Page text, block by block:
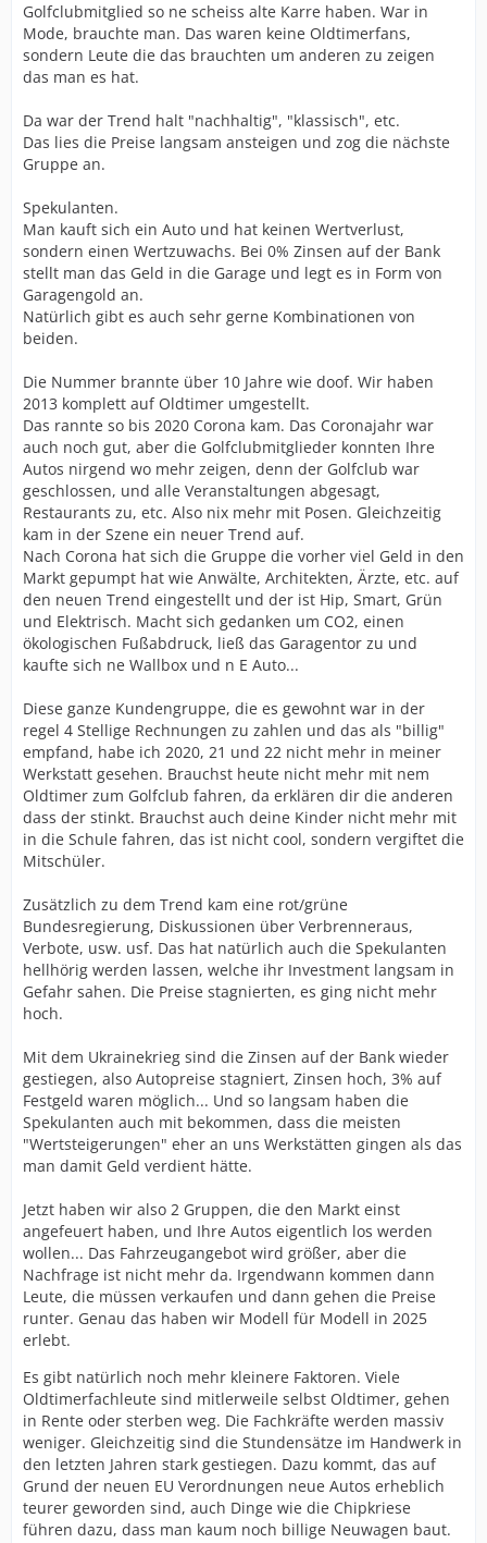
Golfclubmitglied so ne scheiss alte Karre haben. War in
Mode, brauchte man. Das waren keine Oldtimerfans,
sondern Leute die das brauchten um anderen zu zeigen
das man es hat.
Da war der Trend halt "nachhaltig", "klassisch", etc.
Das lies die Preise langsam ansteigen und zog die nächste
Gruppe an.
Spekulanten.
Man kauft sich ein Auto und hat keinen Wertverlust,
sondern einen Wertzuwachs. Bei 0% Zinsen auf der Bank
stellt man das Geld in die Garage und legt es in Form von
Garagengold an.
Natürlich gibt es auch sehr gerne Kombinationen von
beiden.
Die Nummer brannte über 10 Jahre wie doof. Wir haben
2013 komplett auf Oldtimer umgestellt.
Das rannte so bis 2020 Corona kam. Das Coronajahr war
auch noch gut, aber die Golfclubmitglieder konnten Ihre
Autos nirgend wo mehr zeigen, denn der Golfclub war
geschlossen, und alle Veranstaltungen abgesagt,
Restaurants zu, etc. Also nix mehr mit Posen. Gleichzeitig
kam in der Szene ein neuer Trend auf.
Nach Corona hat sich die Gruppe die vorher viel Geld in den
Markt gepumpt hat wie Anwälte, Architekten, Ärzte, etc. auf
den neuen Trend eingestellt und der ist Hip, Smart, Grün
und Elektrisch. Macht sich gedanken um CO2, einen
ökologischen Fußabdruck, ließ das Garagentor zu und
kaufte sich ne Wallbox und n E Auto...
Diese ganze Kundengruppe, die es gewohnt war in der
regel 4 Stellige Rechnungen zu zahlen und das als "billig"
empfand, habe ich 2020, 21 und 22 nicht mehr in meiner
Werkstatt gesehen. Brauchst heute nicht mehr mit nem
Oldtimer zum Golfclub fahren, da erklären dir die anderen
dass der stinkt. Brauchst auch deine Kinder nicht mehr mit
in die Schule fahren, das ist nicht cool, sondern vergiftet die
Mitschüler.
Zusätzlich zu dem Trend kam eine rot/grüne
Bundesregierung, Diskussionen über Verbrenneraus,
Verbote, usw. usf. Das hat natürlich auch die Spekulanten
hellhörig werden lassen, welche ihr Investment langsam in
Gefahr sahen. Die Preise stagnierten, es ging nicht mehr
hoch.
Mit dem Ukrainekrieg sind die Zinsen auf der Bank wieder
gestiegen, also Autopreise stagniert, Zinsen hoch, 3% auf
Festgeld waren möglich... Und so langsam haben die
Spekulanten auch mit bekommen, dass die meisten
"Wertsteigerungen" eher an uns Werkstätten gingen als das
man damit Geld verdient hätte.
Jetzt haben wir also 2 Gruppen, die den Markt einst
angefeuert haben, und Ihre Autos eigentlich los werden
wollen... Das Fahrzeugangebot wird größer, aber die
Nachfrage ist nicht mehr da. Irgendwann kommen dann
Leute, die müssen verkaufen und dann gehen die Preise
runter. Genau das haben wir Modell für Modell in 2025
erlebt.
Es gibt natürlich noch mehr kleinere Faktoren. Viele
Oldtimerfachleute sind mitlerweile selbst Oldtimer, gehen
in Rente oder sterben weg. Die Fachkräfte werden massiv
weniger. Gleichzeitig sind die Stundensätze im Handwerk in
den letzten Jahren stark gestiegen. Dazu kommt, das auf
Grund der neuen EU Verordnungen neue Autos erheblich
teurer geworden sind, auch Dinge wie die Chipkriese
führen dazu, dass man kaum noch billige Neuwagen baut.